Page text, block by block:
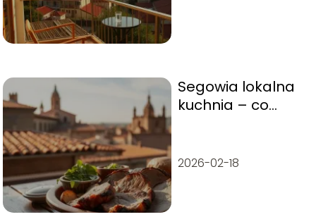
Segowia lokalna
kuchnia – co
2026-02-18